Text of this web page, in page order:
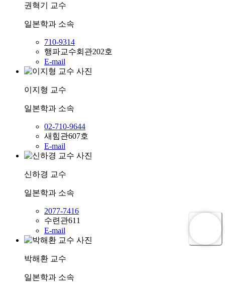
권혁기 교수
일본학과 소속
710-9314
행파교수회관202호
E-mail
이지형 교수
일본학과 소속
02-710-9644
새힘관607호
E-mail
신하경 교수
일본학과 소속
2077-7416
수련관611
E-mail
박해환 교수
일본학과 소속